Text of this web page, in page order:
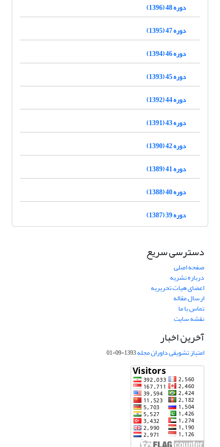
دوره 48 (1396)
دوره 47 (1395)
دوره 46 (1394)
دوره 45 (1393)
دوره 44 (1392)
دوره 43 (1391)
دوره 42 (1390)
دوره 41 (1389)
دوره 40 (1388)
دوره 39 (1387)
دسترسی سریع
صفحه اصلی
درباره نشریه
اعضای هیات تحریریه
ارسال مقاله
تماس با ما
نقشه سایت
آخرین اخبار
امتیاز تشویقی داوران مجله1393-09-01